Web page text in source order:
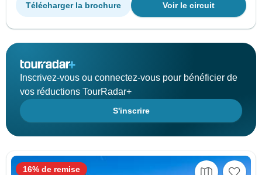
Voir le circuit
Télécharger la brochure
Inscrivez-vous ou connectez-vous pour bénéficier de
vos réductions TourRadar+
S'inscrire
16% de remise